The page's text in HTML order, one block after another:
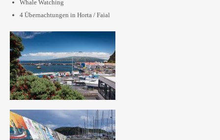
Whale Watching
4 Übernachtungen in Horta / Faial